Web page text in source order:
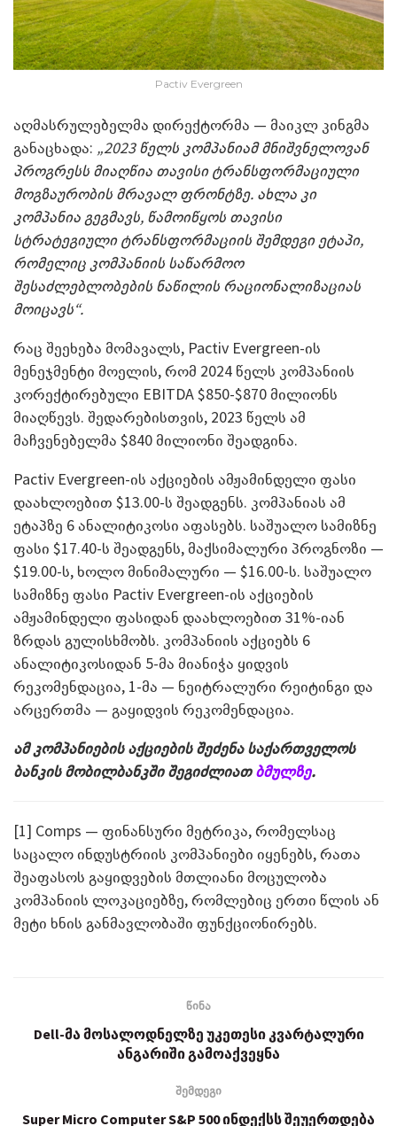
Pactiv Evergreen
აღმასრულებელმა დირექტორმა — მაიკლ კინგმა
განაცხადა: „2023 წელს კომპანიამ მნიშვნელოვან
პროგრესს მიაღწია თავისი ტრანსფორმაციული
მოგზაურობის მრავალ ფრონტზე. ახლა კი
კომპანია გეგმავს, წამოიწყოს თავისი
სტრატეგიული ტრანსფორმაციის შემდეგი ეტაპი,
რომელიც კომპანიის საწარმოო
შესაძლებლობების ნაწილის რაციონალიზაციას
მოიცავს“.
რაც შეეხება მომავალს, Pactiv Evergreen-ის
მენეჯმენტი მოელის, რომ 2024 წელს კომპანიის
კორექტირებული EBITDA $850-$870 მილიონს
მიაღწევს. შედარებისთვის, 2023 წელს ამ
მაჩვენებელმა $840 მილიონი შეადგინა.
Pactiv Evergreen-ის აქციების ამჟამინდელი ფასი
დაახლოებით $13.00-ს შეადგენს. კომპანიას ამ
ეტაპზე 6 ანალიტიკოსი აფასებს. საშუალო სამიზნე
ფასი $17.40-ს შეადგენს, მაქსიმალური პროგნოზი —
$19.00-ს, ხოლო მინიმალური — $16.00-ს. საშუალო
სამიზნე ფასი Pactiv Evergreen-ის აქციების
ამჟამინდელი ფასიდან დაახლოებით 31%-იან
ზრდას გულისხმობს. კომპანიის აქციებს 6
ანალიტიკოსიდან 5-მა მიანიჭა ყიდვის
რეკომენდაცია, 1-მა — ნეიტრალური რეიტინგი და
არცერთმა — გაყიდვის რეკომენდაცია.
ამ კომპანიების აქციების შეძენა საქართველოს
ბანკის მობილბანკში შეგიძლიათბმულზე.
[1] Comps — ფინანსური მეტრიკა, რომელსაც
საცალო ინდუსტრიის კომპანიები იყენებს, რათა
შეაფასოს გაყიდვების მთლიანი მოცულობა
კომპანიის ლოკაციებზე, რომლებიც ერთი წლის ან
მეტი ხნის განმავლობაში ფუნქციონირებს.
წინა
Dell-მა მოსალოდნელზე უკეთესი კვარტალური
ანგარიში გამოაქვეყნა
შემდეგი
Super Micro Computer S&P 500 ინდექსს შეუერთდება